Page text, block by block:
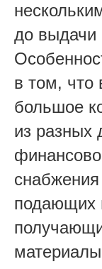
до выдачи
в том, что
большое
из разных
подающих